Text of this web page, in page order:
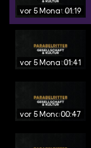
vor 5 Monaten01:19
vor 5 Monaten01:41
vor 5 Monaten
00:47